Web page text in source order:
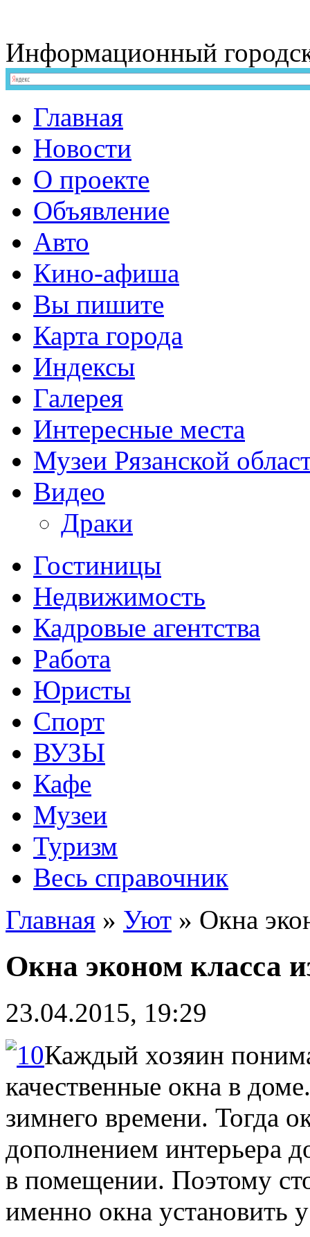
Информационный
Главная
Новости
О проекте
Объявление
Авто
Кино-афиша
Вы пишите
Карта города
Индексы
Галерея
Интересные места
Музеи Рязанской
Видео
Драки
Гостиницы
Недвижимость
Кадровые агентства
Работа
Юристы
Спорт
ВУЗЫ
Кафе
Музеи
Туризм
Весь справочник
Главная » Уют » Окна
Окна эконом класса
23.04.2015, 19:29
Каждый хозяин
качественные окна в
зимнего времени. Тогда
дополнением интерьера
в помещении. Поэтому
именно окна установить